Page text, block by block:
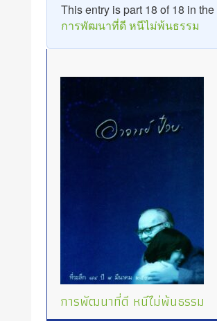
This entry is part 18 of 18 in
การพัฒนาที่ดี หนีไม่พ้นธรรม
การพัฒนาที่ดี หนีไม่พ้นธรรม